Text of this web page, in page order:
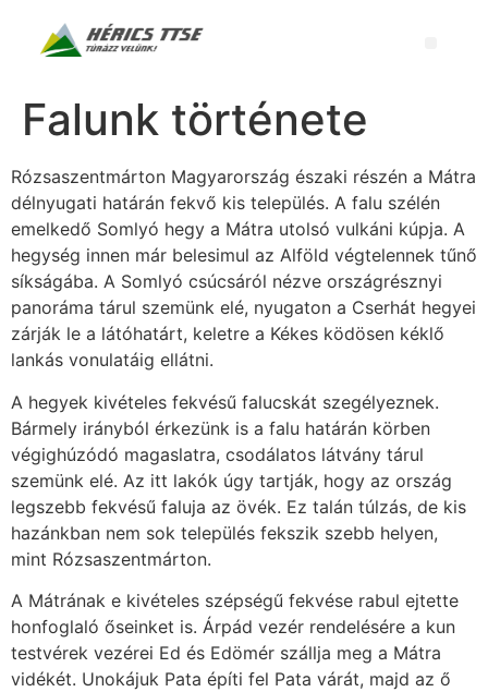
Falunk története
Rózsaszentmárton Magyarország északi részén a Mátra
délnyugati határán fekvő kis település. A falu szélén
emelkedő Somlyó hegy a Mátra utolsó vulkáni kúpja. A
hegység innen már belesimul az Alföld végtelennek tűnő
síkságába. A Somlyó csúcsáról nézve országrésznyi
panoráma tárul szemünk elé, nyugaton a Cserhát hegyei
zárják le a látóhatárt, keletre a Kékes ködösen kéklő
lankás vonulatáig ellátni.
A hegyek kivételes fekvésű falucskát szegélyeznek.
Bármely irányból érkezünk is a falu határán körben
végighúzódó magaslatra, csodálatos látvány tárul
szemünk elé. Az itt lakók úgy tartják, hogy az ország
legszebb fekvésű faluja az övék. Ez talán túlzás, de kis
hazánkban nem sok település fekszik szebb helyen,
mint Rózsaszentmárton.
A Mátrának e kivételes szépségű fekvése rabul ejtette
honfoglaló őseinket is. Árpád vezér rendelésére a kun
testvérek vezérei Ed és Edömér szállja meg a Mátra
vidékét. Unokájuk Pata építi fel Pata várát, majd az ő